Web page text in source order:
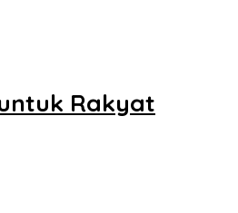
Rakyat